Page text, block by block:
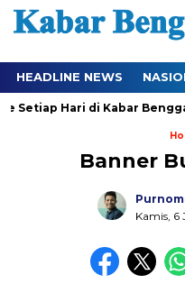
HEADLINE NEWS
Hari di Kabar
Banner
Kamis, 6